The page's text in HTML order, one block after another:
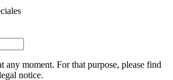
any moment. For that purpose, please find
notice.